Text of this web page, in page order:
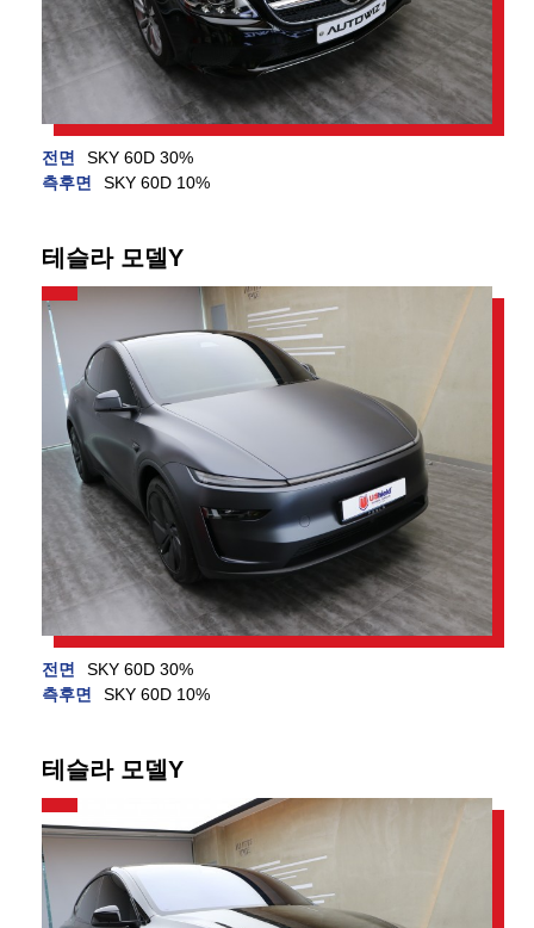
전면
SKY 60D 30%
측후면
SKY 60D 10%
테슬라 모델Y
전면
SKY 60D 30%
측후면
SKY 60D 10%
테슬라 모델Y